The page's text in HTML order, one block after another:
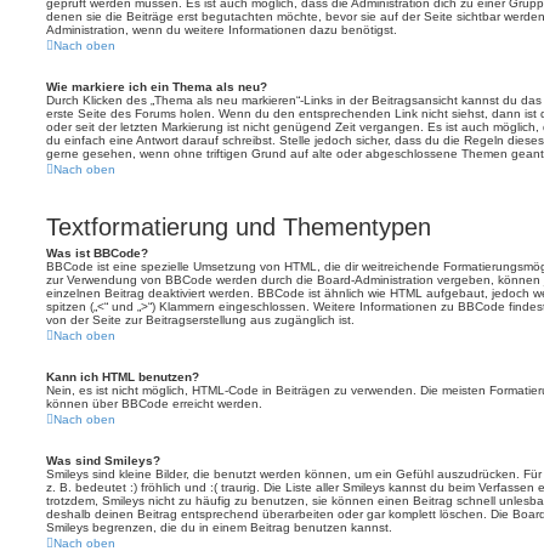
geprüft werden müssen. Es ist auch möglich, dass die Administration dich zu einer
denen sie die Beiträge erst begutachten möchte, bevor sie auf der Seite sichtbar
Administration, wenn du weitere Informationen dazu benötigst.
Nach oben
Wie markiere ich ein Thema als neu?
Durch Klicken des „Thema als neu markieren“-Links in der Beitragsansicht kannst du
erste Seite des Forums holen. Wenn du den entsprechenden Link nicht siehst, dann ist
oder seit der letzten Markierung ist nicht genügend Zeit vergangen. Es ist auch
du einfach eine Antwort darauf schreibst. Stelle jedoch sicher, dass du die Regeln
gerne gesehen, wenn ohne triftigen Grund auf alte oder abgeschlossene Themen
Nach oben
Textformatierung und Thementypen
Was ist BBCode?
BBCode ist eine spezielle Umsetzung von HTML, die dir weitreichende
zur Verwendung von BBCode werden durch die Board-Administration vergeben,
einzelnen Beitrag deaktiviert werden. BBCode ist ähnlich wie HTML aufgebaut, jedoch
spitzen („<“ und „>“) Klammern eingeschlossen. Weitere Informationen zu BBCode
von der Seite zur Beitragserstellung aus zugänglich ist.
Nach oben
Kann ich HTML benutzen?
Nein, es ist nicht möglich, HTML-Code in Beiträgen zu verwenden. Die meisten
können über BBCode erreicht werden.
Nach oben
Was sind Smileys?
Smileys sind kleine Bilder, die benutzt werden können, um ein Gefühl auszudrücken.
z. B. bedeutet :) fröhlich und :( traurig. Die Liste aller Smileys kannst du beim Verfassen
trotzdem, Smileys nicht zu häufig zu benutzen, sie können einen Beitrag schnell
deshalb deinen Beitrag entsprechend überarbeiten oder gar komplett löschen. Die
Smileys begrenzen, die du in einem Beitrag benutzen kannst.
Nach oben